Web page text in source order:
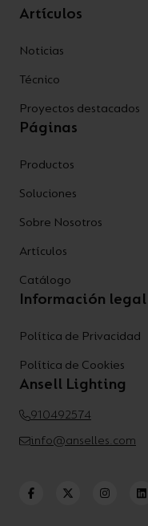
Artículos
Noticias
Técnico
Proyectos destacados
Páginas
Productos
Soluciones
Sobre Nosotros
Artículos
Catálogo
Información legal
Política de Privacidad
Política de Cookies
Ansell Lighting
910492574
info@anselles.com